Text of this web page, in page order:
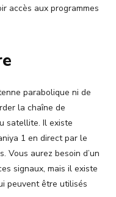
accès aux programmes
parabolique ni de
la chaîne de
satellite. Il existe
1 en direct par le
Vous aurez besoin d’un
signaux, mais il existe
peuvent être utilisés